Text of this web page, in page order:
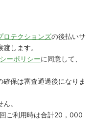
ロテクションズの後払いサ
します。
ーポリシーに同意して、
保は審査通過後になりま
。
ご利用時は合計20，000